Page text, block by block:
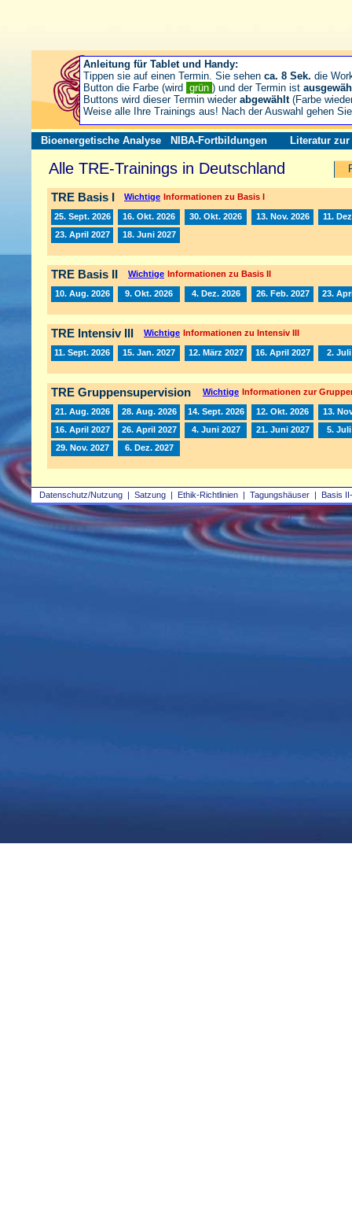
Datenschutz/Nutzung | Satzung | Ethik-Richtlinien | Tagungshäuser | Basis
Bioenergetische Analyse NIBA-Fortbildungen Literatur zur
Alle TRE-Trainings in Deutschland
TRE Basis I Wichtige Informationen zu Basis I
25. Sept. 2026 16. Okt. 2026 30. Okt. 2026 13. Nov. 2026
11.
23. April 2027
18. Juni 2027
TRE Basis II Wichtige Informationen zu Basis II
10. Aug. 2026 9. Okt. 2026 4. Dez. 2026 26. Feb. 2027 23.
TRE Intensiv III Wichtige Informationen zu Intensiv III
11. Sept. 2026 15. Jan. 2027 12. März 2027 16. April 2027 2. Juli
TRE Gruppensupervision Wichtige Informationen zur
21. Aug. 2026 28. Aug. 2026 14. Sept. 2026 12. Okt. 2026
13.
16. April 2027
26. April 2027 4. Juni 2027 21. Juni 2027
5. Juli
29. Nov. 2027
6. Dez. 2027
Anleitung für Tablet und Handy:
Tippen sie auf einen Termin. Sie sehen ca. 8 Sek. die
Button die Farbe (wird grün ) und der Termin ist
Buttons wird dieser Termin wieder abgewählt(Farbe
Weise alle Ihre Trainings aus! Nach der Auswahl gehen